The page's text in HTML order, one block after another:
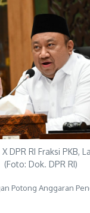
DPR RI Fraksi PKB,
(Foto: Dok. DPR RI)
Potong Anggaran